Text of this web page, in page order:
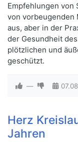
Empfehlungen von
von vorbeugenden
aus, aber in der
der Gesundheit
plötzlichen und
geschützt.
—
Herz
Jahren